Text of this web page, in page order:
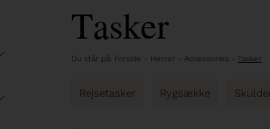
Tasker
Du står på: Forside - Herrer - Accessories- Tasker
Rejsetasker Rygsække